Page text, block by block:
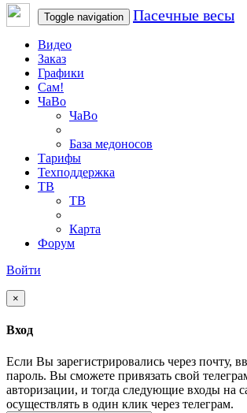
Toggle navigation Пасечные весы
Видео
Заказ
Графики
Сам!
ЧаВо
ЧаВо
База медоносов
Тарифы
Техподдержка
ТВ
ТВ
Карта
Форум
Войти
×
Вход
Если Вы зарегистрировались через почту,
пароль. Вы сможете привязать свой
авторизации, и тогда следующие входы на
осуществлять в один клик через телеграм.